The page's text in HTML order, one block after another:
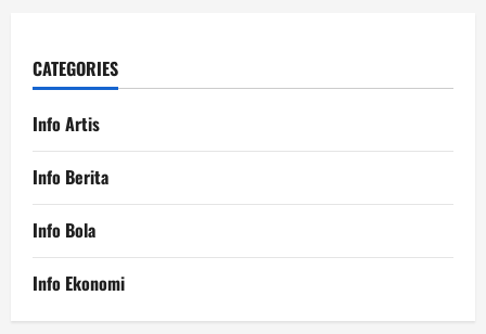
CATEGORIES
Info Artis
Info Berita
Info Bola
Info Ekonomi